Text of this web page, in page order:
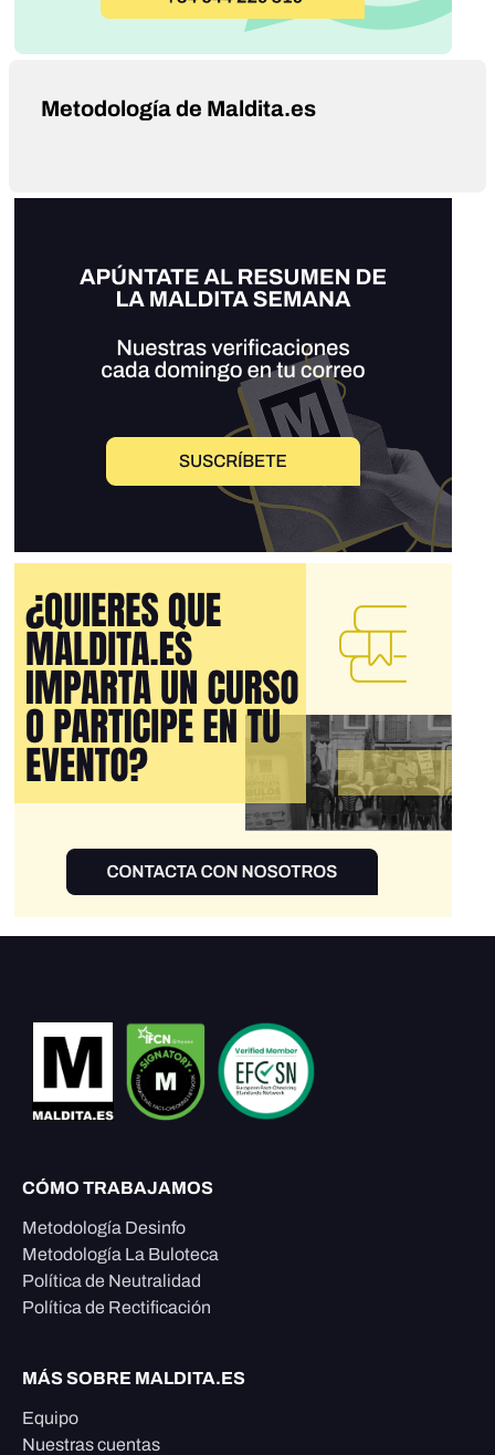
Metodología de Maldita.es
CÓMO TRABAJAMOS
Metodología Desinfo
Metodología La Buloteca
Política de Neutralidad
Política de Rectificación
MÁS SOBRE MALDITA.ES
Equipo
Nuestras cuentas